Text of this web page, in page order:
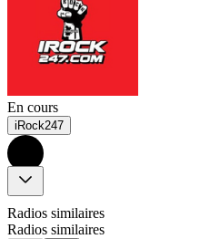
En cours
iRock247
Radios similaires
Radios similaires